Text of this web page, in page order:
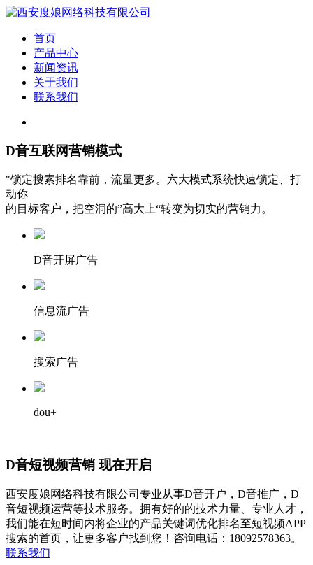
首页
产品中心
新闻资讯
关于我们
联系我们
D音互联网营销模式
"锁定搜索排名靠前，流量更多。六大模式系统快速锁定、打
动你
的目标客户，把空洞的”高大上“转变为切实的营销力。
D音开屏广告
信息流广告
搜索广告
dou+
D音短视频营销 现在开启
西安度娘网络科技有限公司专业从事D音开户，D音推广，D
音短视频运营等技术服务。拥有好的的技术力量、专业人才，
我们能在短时间内将企业的产品关键词优化排名至短视频APP
搜索的首页，让更多客户找到您！咨询电话：18092578363。
联系我们